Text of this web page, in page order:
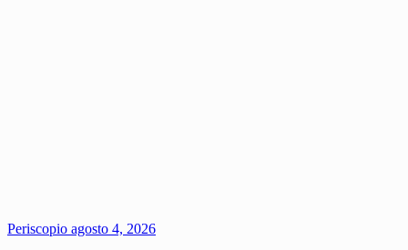
Periscopio agosto 4, 2026